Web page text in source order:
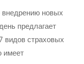
новых
предлагает
видов страховых
имеет